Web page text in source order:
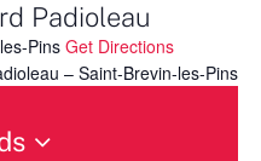
Padioleau
Pins Get Directions
– Saint-Brevin-les-Pins